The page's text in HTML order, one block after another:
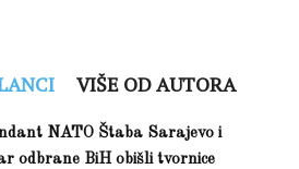
VIŠE OD AUTORA
NATO Štaba Sarajevo i
odbrane BiH obišli tvornice